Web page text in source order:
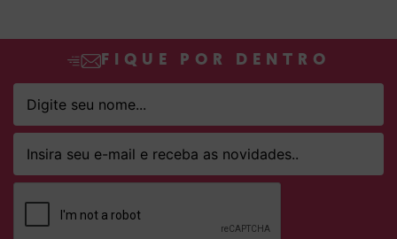
FIQUE POR DENTRO